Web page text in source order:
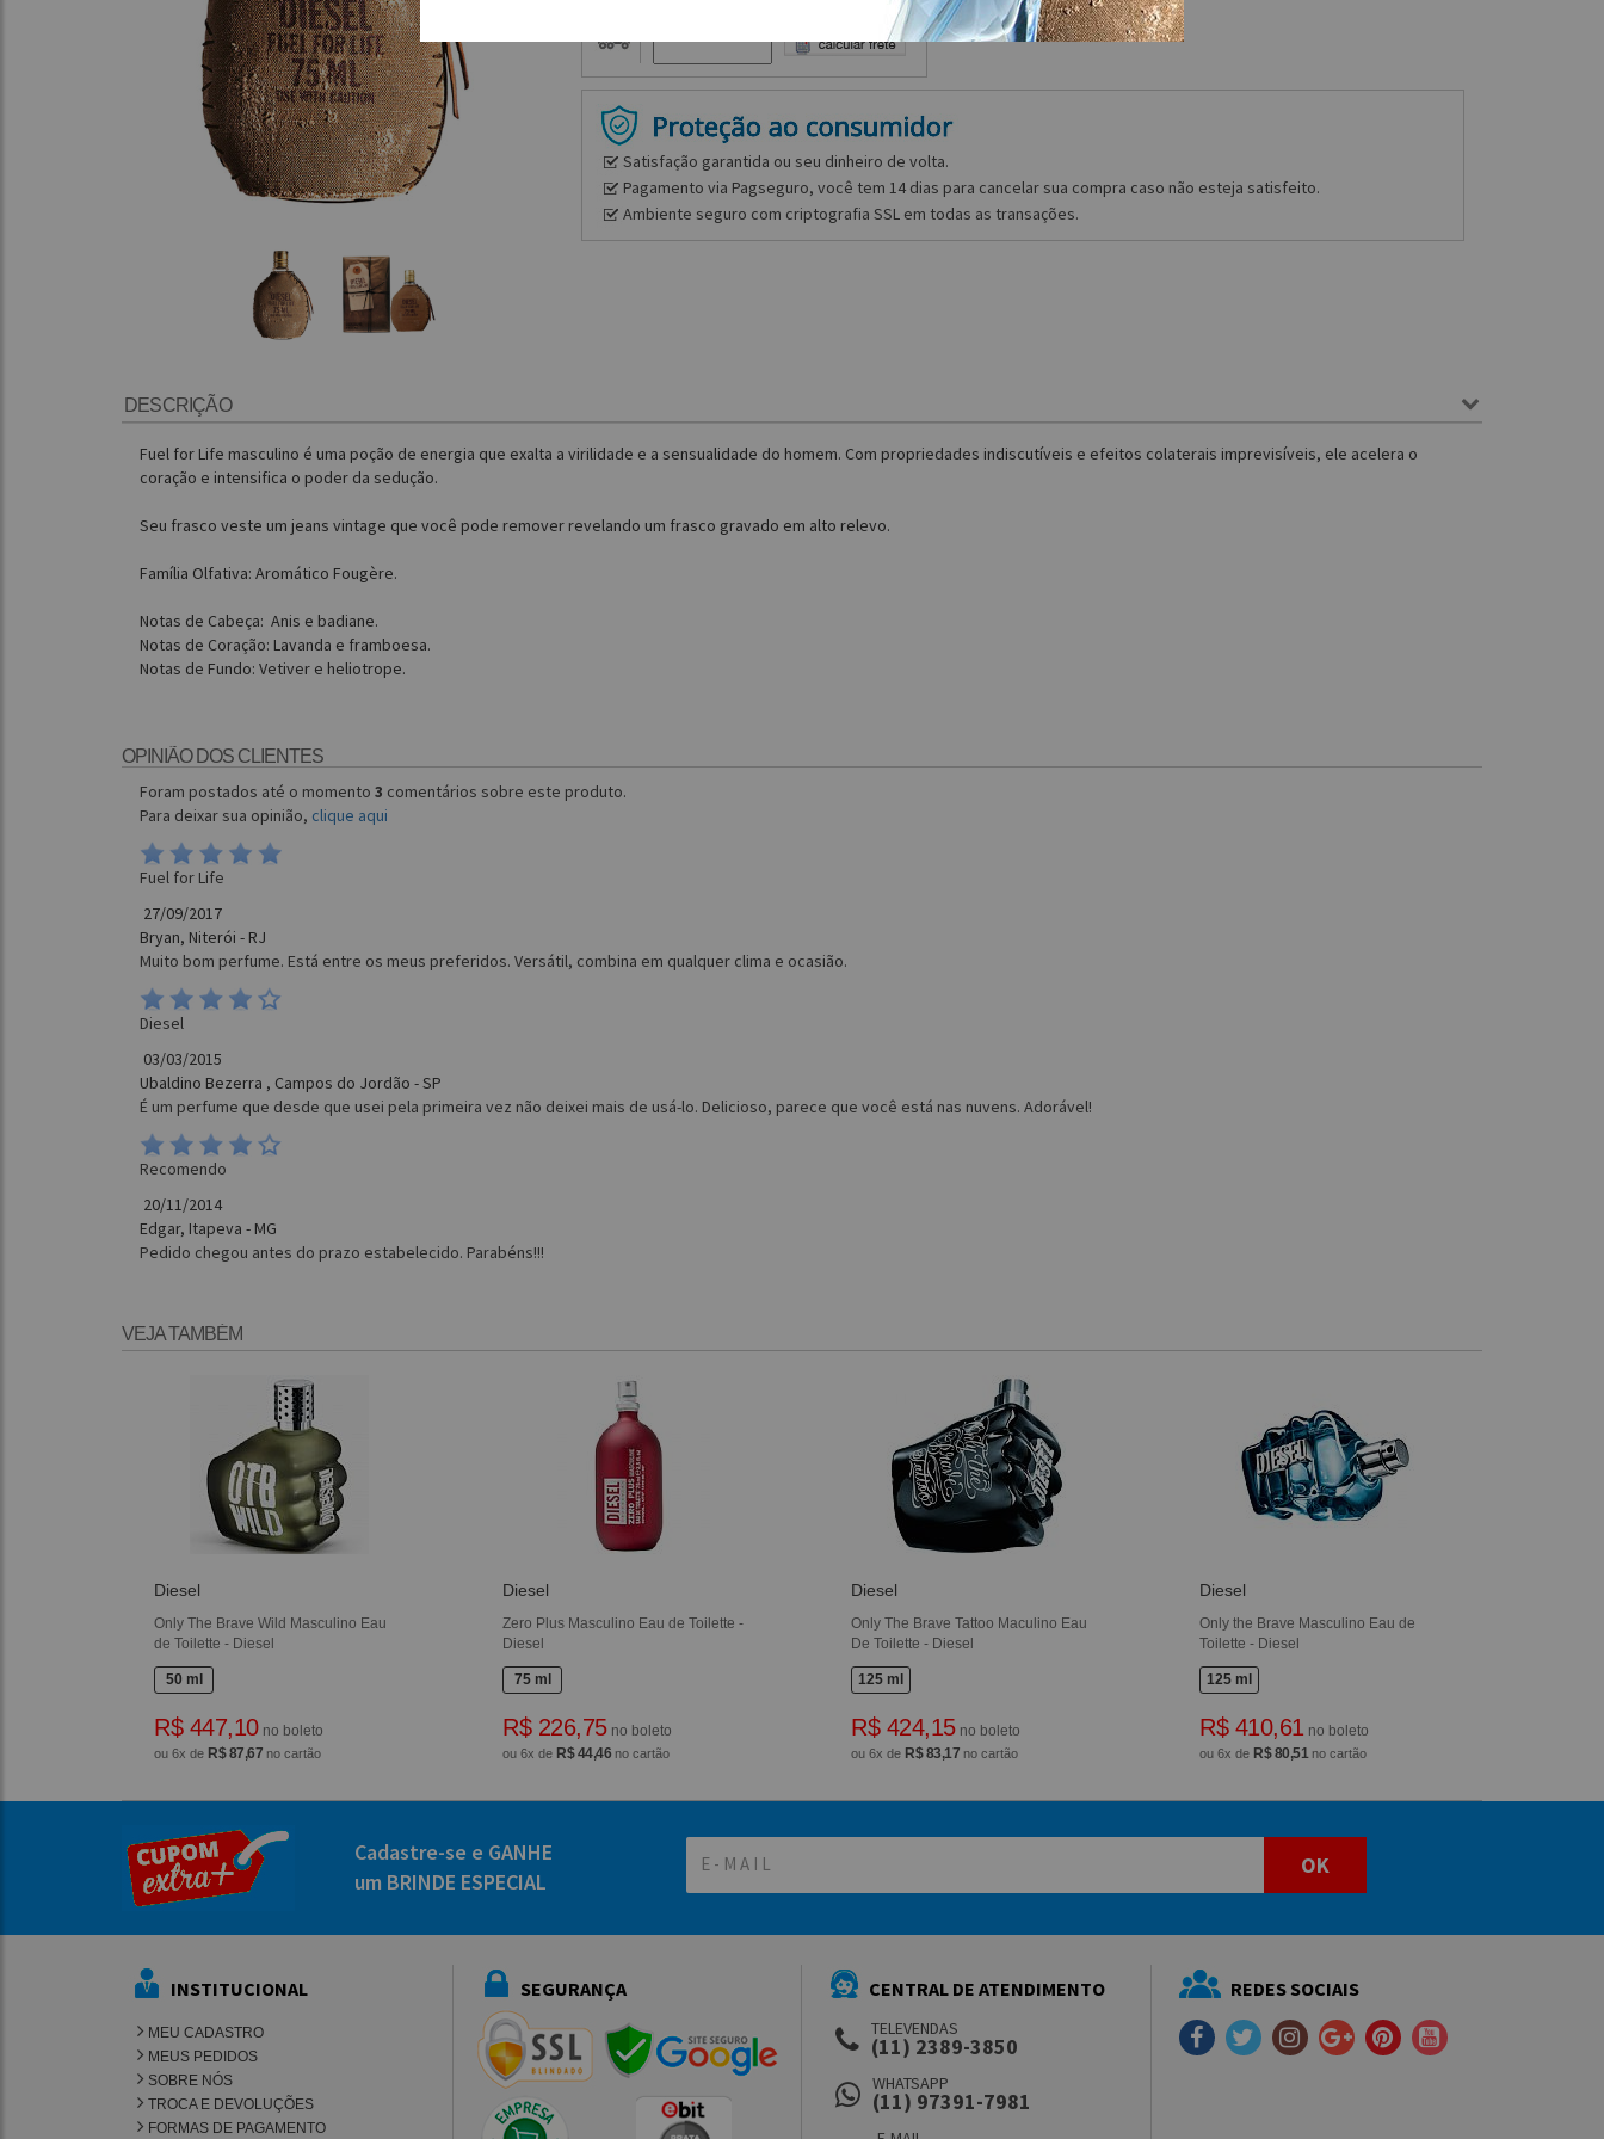
Satisfação garantida ou seu dinheiro de volta.
Pagamento via Pagseguro, você tem 14 dias para cancelar sua compra caso não esteja satisfeito.
Ambiente seguro com criptografia SSL em todas as transações.
DESCRIÇÃO
Fuel for Life masculino é uma poção de energia que exalta a virilidade e a sensualidade do homem. Com propriedades indiscutíveis e efeitos colaterais imprevisíveis, ele acelera o
coração e intensifica o poder da sedução.
Seu frasco veste um jeans vintage que você pode remover revelando um frasco gravado em alto relevo.
Família Olfativa: Aromático Fougère.
Notas de Cabeça: Anis e badiane.
Notas de Coração: Lavanda e framboesa.
Notas de Fundo: Vetiver e heliotrope.
OPINIÃO DOS CLIENTES
Foram postados até o momento 3 comentários sobre este produto.
Para deixar sua opinião, clique aqui
Fuel for Life
27/09/2017
Bryan, Niterói - RJ
Muito bom perfume. Está entre os meus preferidos. Versátil, combina em qualquer clima e ocasião.
Diesel
03/03/2015
Ubaldino Bezerra , Campos do Jordão - SP
É um perfume que desde que usei pela primeira vez não deixei mais de usá-lo. Delicioso, parece que você está nas nuvens. Adorável!
Recomendo
20/11/2014
Edgar, Itapeva - MG
Pedido chegou antes do prazo estabelecido. Parabéns!!!
VEJA TAMBÉM
Diesel
Only The Brave Wild Masculino Eau
de Toilette - Diesel
50 ml
R$ 447,10no boleto
ou 6x de R$ 87,67 no cartão
Diesel
Zero Plus Masculino Eau de Toilette -
Diesel
75 ml
R$ 226,75no boleto
ou 6x de R$ 44,46 no cartão
Diesel
Only The Brave Tattoo Maculino Eau
De Toilette - Diesel
125 ml
R$ 424,15no boleto
ou 6x de R$ 83,17 no cartão
Diesel
Only the Brave Masculino Eau de
Toilette - Diesel
125 ml
R$ 410,61 no boleto
ou 6x de R$ 80,51 no cartão
Cadastre-se e GANHE
um BRINDE ESPECIAL
OK
INSTITUCIONAL
MEU CADASTRO
MEUS PEDIDOS
SOBRE NÓS
TROCA E DEVOLUÇÕES
FORMAS DE PAGAMENTO
SEGURANÇA CENTRAL DE ATENDIMENTO
TELEVENDAS
(11) 2389-3850
WHATSAPP
(11) 97391-7981
REDES SOCIAIS